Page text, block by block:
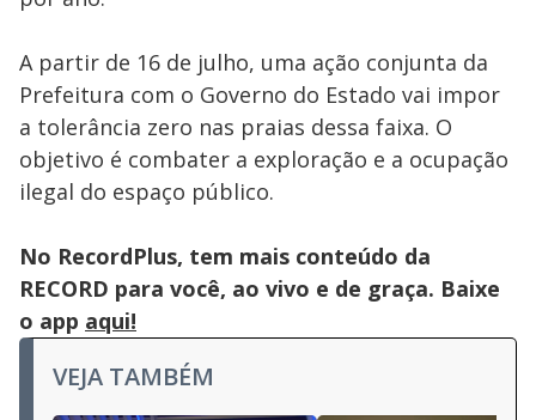
A partir de 16 de julho, uma ação conjunta da
Prefeitura com o Governo do Estado vai impor
a tolerância zero nas praias dessa faixa. O
objetivo é combater a exploração e a ocupação
ilegal do espaço público.
No RecordPlus, tem mais conteúdo da
RECORD para você, ao vivo e de graça. Baixe
o app aqui!
VEJA TAMBÉM